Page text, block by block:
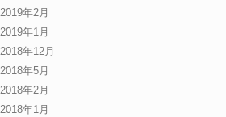
2019年2月
2019年1月
2018年12月
2018年5月
2018年2月
2018年1月